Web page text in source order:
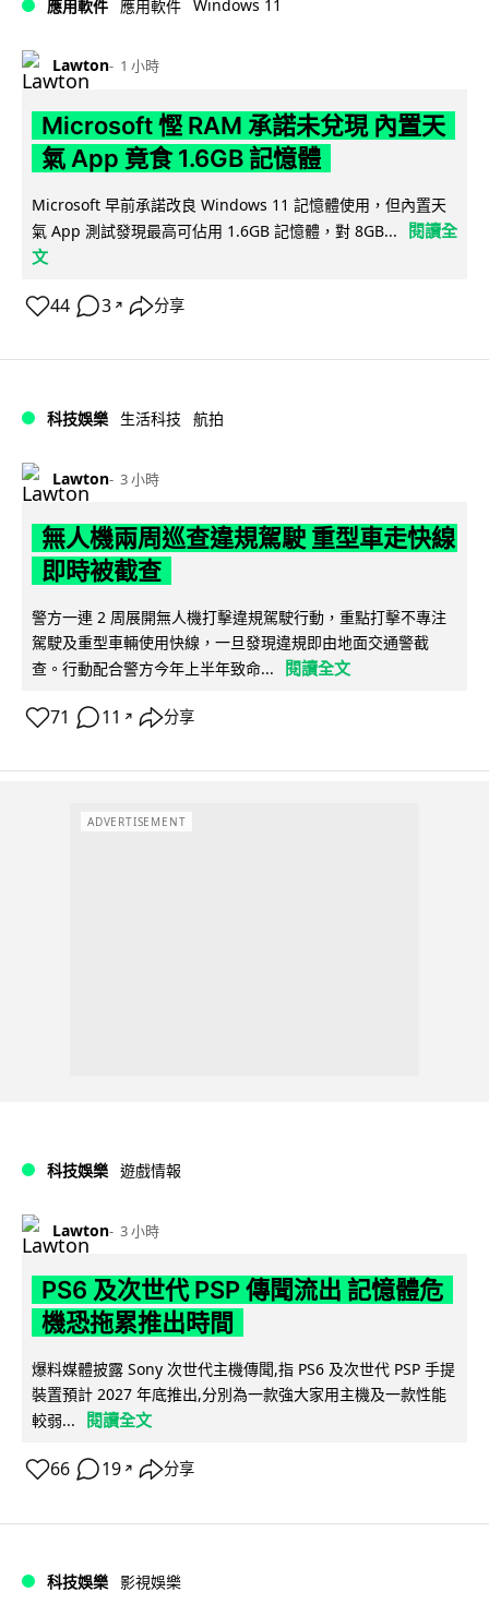
應用軟件 應用軟件 Windows 11
Lawton 1 小時
Microsoft 慳 RAM 承諾未兌現 內置天
氣 App 竟食 1.6GB 記憶體
Microsoft 早前承諾改良 Windows 11 記憶體使用，但內置天
氣 App 測試發現最高可佔用 1.6GB 記憶體，對 8GB...
閱讀全
文
44 3 ↗ 分享
科技娛樂 生活科技 航拍
Lawton 3 小時
無人機兩周巡查違規駕駛 重型車走快線
即時被截查
警方一連 2 周展開無人機打擊違規駕駛行動，重點打擊不專注
駕駛及重型車輛使用快線，一旦發現違規即由地面交通警截
查。行動配合警方今年上半年致命...
閱讀全文
71 11 ↗ 分享
ADVERTISEMENT
科技娛樂 遊戲情報
Lawton 3 小時
PS6 及次世代 PSP 傳聞流出 記憶體危
機恐拖累推出時間
爆料媒體披露 Sony 次世代主機傳聞,指 PS6 及次世代 PSP 手提
裝置預計 2027 年底推出,分別為一款強大家用主機及一款性能
較弱...
閱讀全文
66 19 ↗ 分享
科技娛樂 影視娛樂